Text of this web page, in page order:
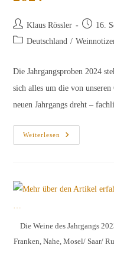
Beitrags-
Autor:
Klaus Rössler
Beitrag
16.
Beitrags-
Deutschland /
Die Jahrgangsproben 2024
sich alles um die von unseren
neuen Jahrgangs dreht –
Weiterlesen
Einladung
Zu
Die Weine des Jahrgangs
Franken, Nahe, Mosel/ Saar/